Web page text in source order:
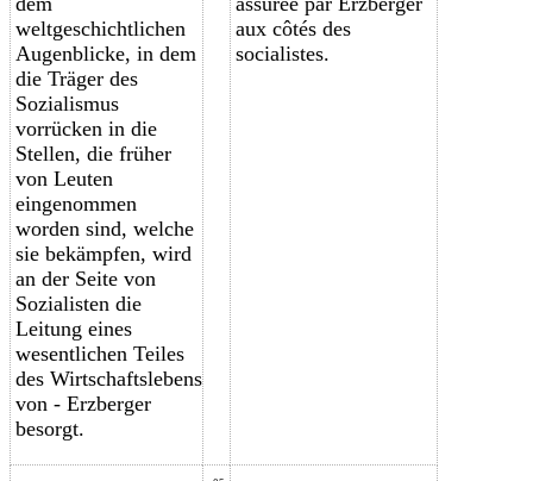
weltgeschichtlichen
Augenblicke, in dem
die Träger des
Sozialismus
vorrücken in die
Stellen, die früher
von Leuten
eingenommen
worden sind, welche
sie bekämpfen, wird
an der Seite von
Sozialisten die
Leitung eines
wesentlichen Teiles
des Wirtschaftslebens
von - Erzberger
besorgt.
aux côtés des
socialistes.